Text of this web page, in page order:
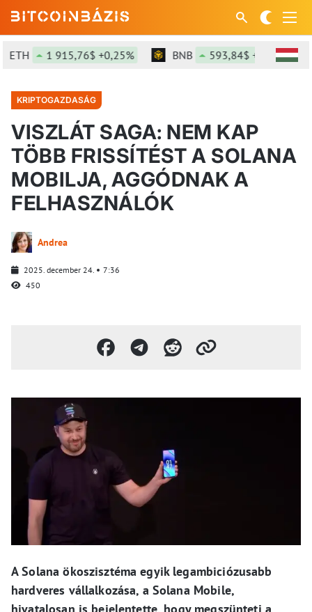
ETH 1 915,76$ +0,25% BNB 593,84$ +0,83%
KRIPTOGAZDASÁG
VISZLÁT SAGA: NEM KAP
TÖBB FRISSÍTÉST A SOLANA
MOBILJA, AGGÓDNAK A
FELHASZNÁLÓK
Andrea
2025. december 24.
7:36
450
A Solana ökoszisztéma egyik legambiciózusabb
hardveres vállalkozása, a Solana Mobile,
hivatalosan is bejelentette, hogy megszünteti a